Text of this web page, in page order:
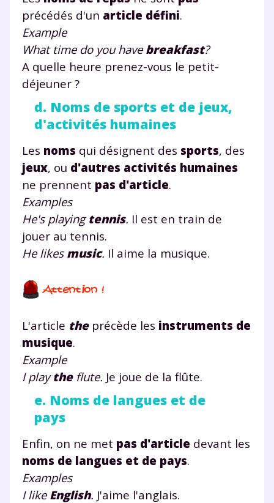
précédés d'un article défini.
Example
What time do you have breakfast?
A quelle heure prenez-vous le petit-
déjeuner ?
d. Noms de sports et de jeux,
d'activités humaines
Les noms qui désignent des sports, des
jeux, ou d'autres activités humaines
ne prennent pas d'article.
Examples
He's playingtennis. Il est en train de
jouer au tennis.
He likes music. Il aime la musique.
L'article theprécède les instruments de
musique.
Example
I playtheflute. Je joue de la flûte.
e. Noms de langues et de
pays
Enfin, on ne met pas d'article devant les
noms de langues et de pays.
Examples
I like English. J'aime l'anglais.